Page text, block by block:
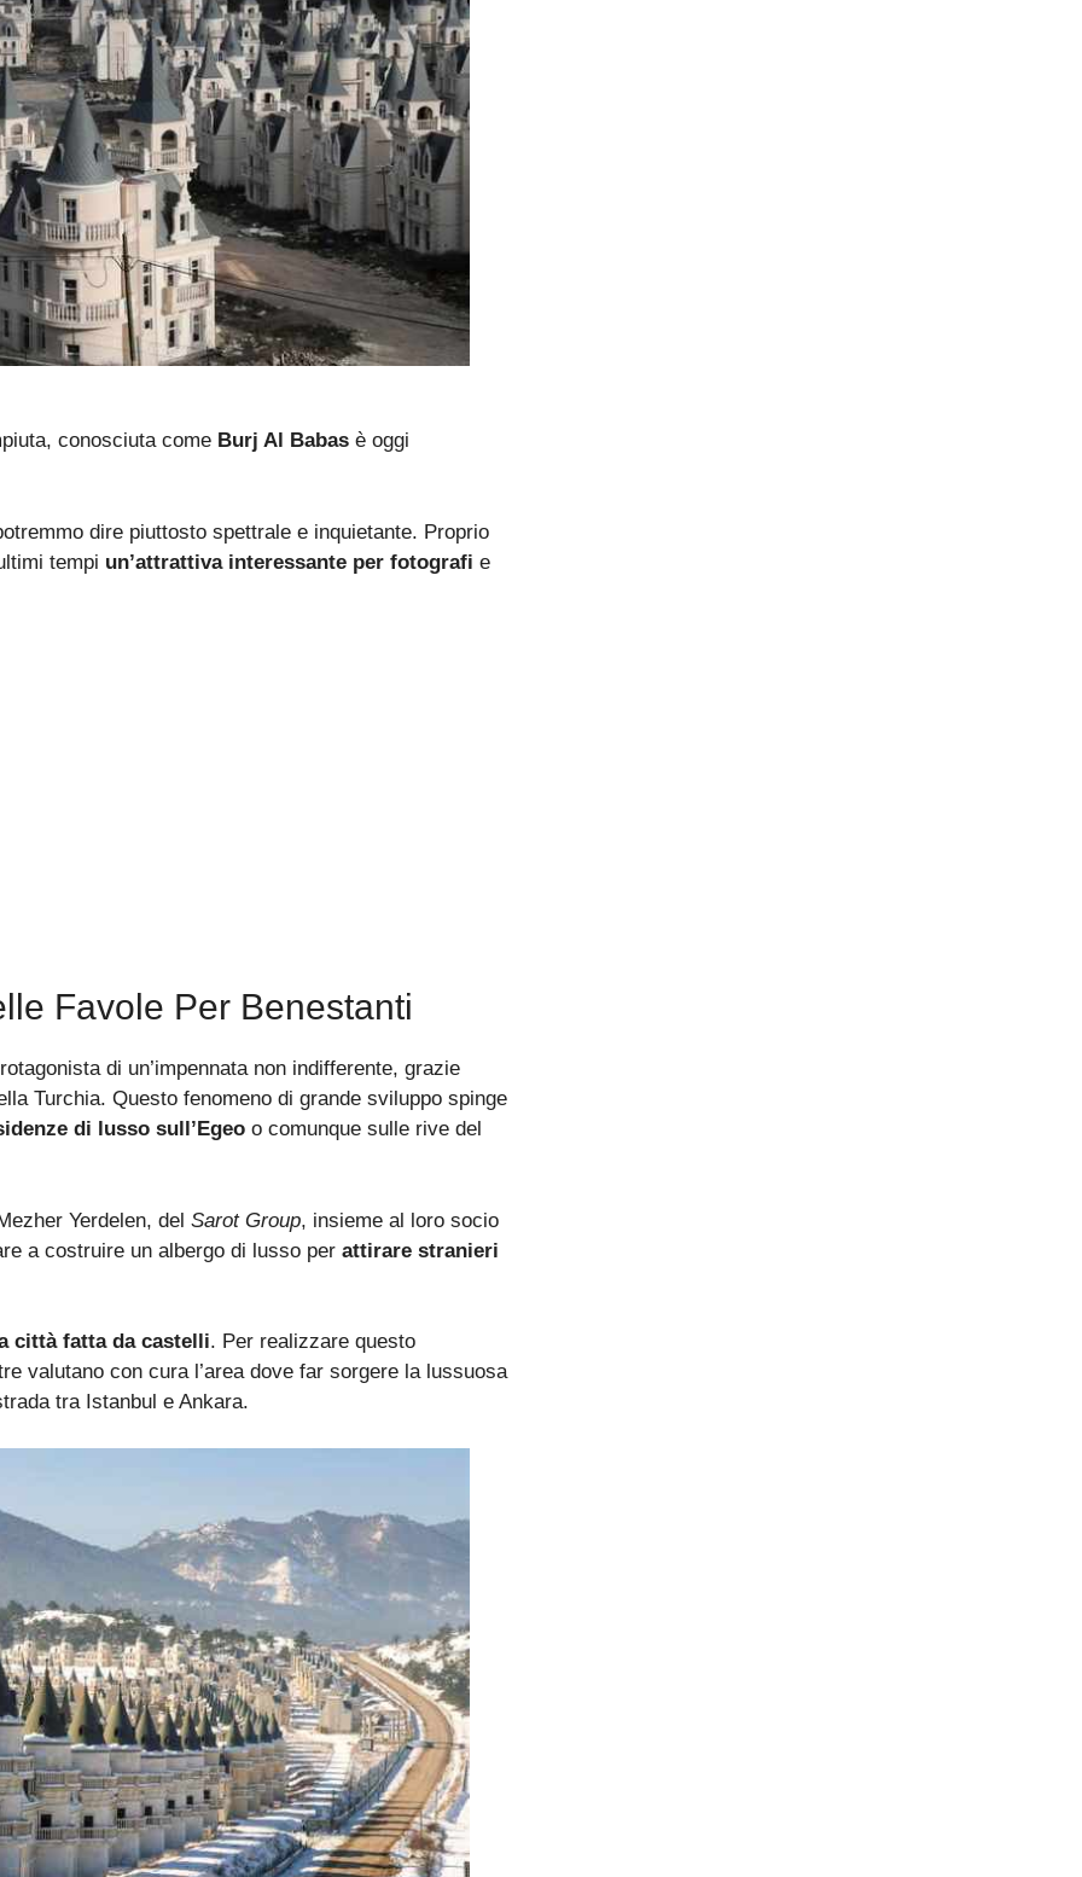
conosciuta come Burj Al Babas è oggi
dire piuttosto spettrale e inquietante. Proprio
tempi un’attrattiva interessante per fotografi e
Favole Per Benestanti
di un’impennata non indifferente, grazie
Turchia. Questo fenomeno di grande sviluppo spinge
di lusso sull’Egeo o comunque sulle rive del
Yerdelen, del Sarot Group, insieme al loro socio
a costruire un albergo di lusso per attirare stranieri
città fatta da castelli. Per realizzare questo
valutano con cura l’area dove far sorgere la lussuosa
tra Istanbul e Ankara.